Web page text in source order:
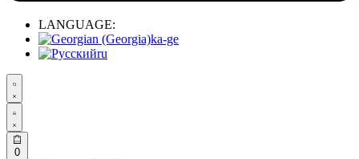
LANGUAGE:
ka-ge
ru
0